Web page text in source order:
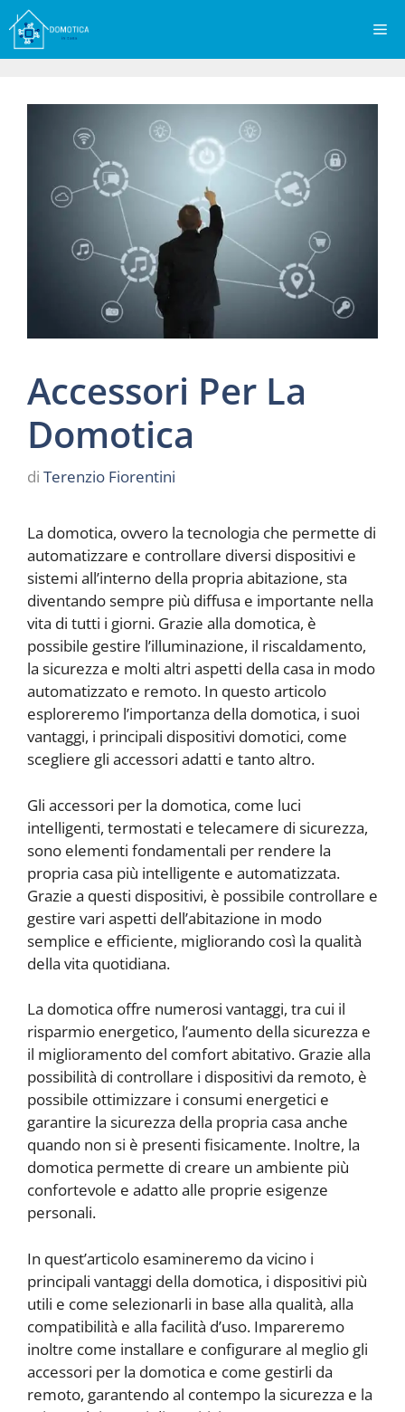
Vai
al
contenuto
Accessori Per La
Domotica
di Terenzio Fiorentini
La domotica, ovvero la tecnologia che permette di
automatizzare e controllare diversi dispositivi e
sistemi all’interno della propria abitazione, sta
diventando sempre più diffusa e importante nella
vita di tutti i giorni. Grazie alla domotica, è
possibile gestire l’illuminazione, il riscaldamento,
la sicurezza e molti altri aspetti della casa in modo
automatizzato e remoto. In questo articolo
esploreremo l’importanza della domotica, i suoi
vantaggi, i principali dispositivi domotici, come
scegliere gli accessori adatti e tanto altro.
Gli accessori per la domotica, come luci
intelligenti, termostati e telecamere di sicurezza,
sono elementi fondamentali per rendere la
propria casa più intelligente e automatizzata.
Grazie a questi dispositivi, è possibile controllare e
gestire vari aspetti dell’abitazione in modo
semplice e efficiente, migliorando così la qualità
della vita quotidiana.
La domotica offre numerosi vantaggi, tra cui il
risparmio energetico, l’aumento della sicurezza e
il miglioramento del comfort abitativo. Grazie alla
possibilità di controllare i dispositivi da remoto, è
possibile ottimizzare i consumi energetici e
garantire la sicurezza della propria casa anche
quando non si è presenti fisicamente. Inoltre, la
domotica permette di creare un ambiente più
confortevole e adatto alle proprie esigenze
personali.
In quest’articolo esamineremo da vicino i
principali vantaggi della domotica, i dispositivi più
utili e come selezionarli in base alla qualità, alla
compatibilità e alla facilità d’uso. Impareremo
inoltre come installare e configurare al meglio gli
accessori per la domotica e come gestirli da
remoto, garantendo al contempo la sicurezza e la